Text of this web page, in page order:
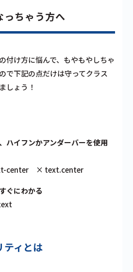
っちゃう方へ
付け方に悩んで、もやもやしちゃ
で下記の点だけは守ってクラス
しょう！
ハイフンかアンダーバーを使用
center × text.center
ぐにわかる
ティとは